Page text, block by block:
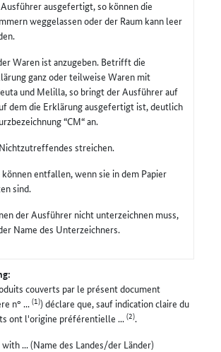
ausgefertigt, so können die
weggelassen oder der Raum kann leer
Waren ist anzugeben. Betrifft die
ganz oder teilweise Waren mit
und Melilla, so bringt der Ausführer auf
dem die Erklärung ausgefertigt ist, deutlich
“CM“ an.
streichen.
können entfallen, wenn sie in dem Papier
sind.
der Ausführer nicht unterzeichnen muss,
Name des Unterzeichners.
couverts par le présent document
n° ...(1)) déclare que, sauf indication claire du
ont l'origine préférentielle ...(2).
... (Name des Landes/der Länder)